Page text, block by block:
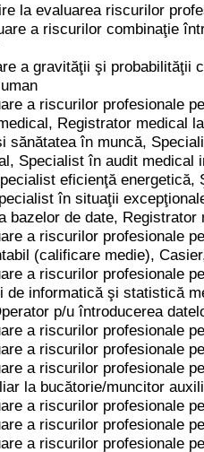
la evaluarea riscurilor
a riscurilor combinaţie
a gravităţii şi probabilităţii
a riscurilor profesionale
Registrator medical
sănătatea în muncă,
Specialist în audit medical
eficienţă
în situaţii
bazelor de date,
a riscurilor profesionale
(calificare medie),
a riscurilor profesionale
de informatică şi statistică
p/u întroducerea
a riscurilor profesionale
a riscurilor profesionale
a riscurilor profesionale
la bucătorie/muncitor
a riscurilor profesionale
a riscurilor profesionale
a riscurilor profesionale